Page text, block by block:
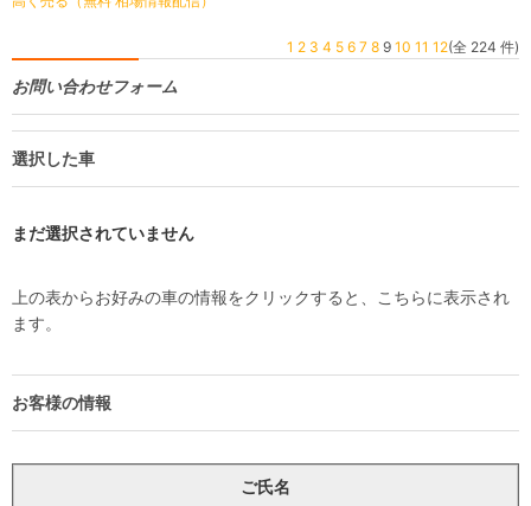
1 2 3 4 5 6 7 8 9 10 11 12(全 224 件)
お問い合わせフォーム
選択した車
まだ選択されていません
上の表からお好みの車の情報をクリックすると、こちらに表示され
ます。
お客様の情報
ご氏名